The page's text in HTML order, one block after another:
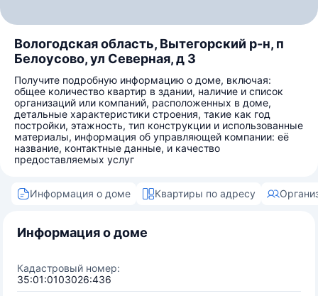
Вологодская область, Вытегорский р-н, п
Белоусово, ул Северная, д 3
Получите подробную информацию о доме, включая:
общее количество квартир в здании, наличие и список
организаций или компаний, расположенных в доме,
детальные характеристики строения, такие как год
постройки, этажность, тип конструкции и использованные
материалы, информация об управляющей компании: её
название, контактные данные, и качество
предоставляемых услуг
Информация о доме Квартиры по адресу
Информация о доме
Кадастровый номер:
35:01:0103026:436